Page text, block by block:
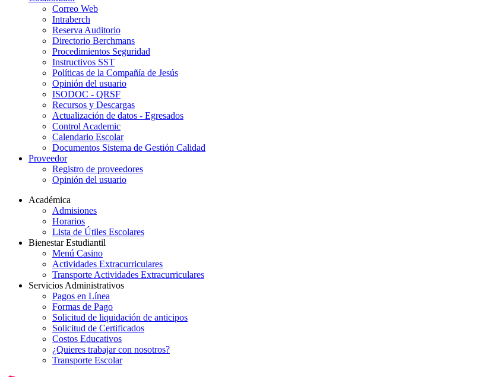
Correo Web
Intraberch
Reserva Auditorio
Directorio Berchmans
Procedimientos Seguridad
Instructivos SST
Políticas de la Compañía de Jesús
Opinión del usuario
ISODOC - QRSF
Recursos y Descargas
Actualización de datos - Egresados
Control Academic
Calendario Escolar
Documentos Sistema de Gestión Calidad
Proveedor
Registro de proveedores
Opinión del usuario
Académica
Admisiones
Horarios
Lista de Útiles Escolares
Bienestar Estudiantil
Menú Casino
Actividades Extracurriculares
Transporte Actividades Extracurriculares
Servicios Administrativos
Pagos en Línea
Formas de Pago
Solicitud de liquidación de anticipos
Solicitud de Certificados
Costos Educativos
¿Quieres trabajar con nosotros?
Transporte Escolar